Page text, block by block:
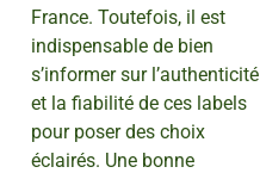
France. Toutefois, il est
indispensable de bien
s’informer sur l’authenticité
et la fiabilité de ces labels
pour poser des choix
éclairés. Une bonne